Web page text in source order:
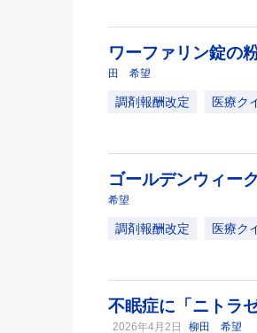
ワーファリン錠の
田 希望
調剤報酬改定 医療ク
ゴールデンウィー
希望
調剤報酬改定 医療ク
不眠症に「ニトラ
2026年4月2日 柳田 希望